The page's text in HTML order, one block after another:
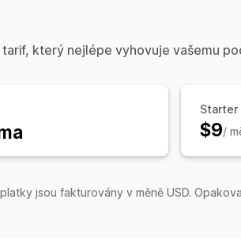
který nejlépe vyhovuje vašemu
Starter
$9/
jsou fakturovány v měně USD.